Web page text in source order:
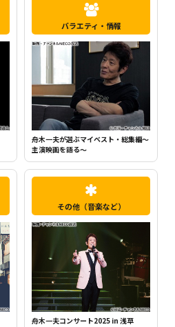
バラエティ・情報
町中華で飲ろうぜ
その他（音楽など）
舟木一夫コンサート2025 in 浅草